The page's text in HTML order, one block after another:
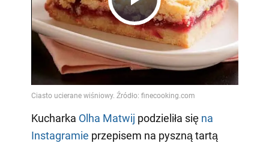
Play
Video
Kucharka Olha Matwij podzieliła się na
Instagramie przepisem na pyszną tartą